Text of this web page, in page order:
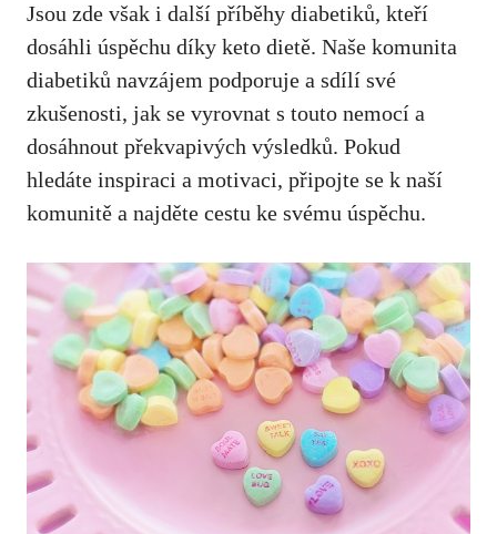
Jsou zde však i ⁣další příběhy diabetiků, kteří
dosáhli úspěchu⁣ díky ‍keto dietě. Naše komunita
diabetiků‌ navzájem⁢ podporuje a sdílí své
zkušenosti, jak se vyrovnat ⁤s touto nemocí a
dosáhnout překvapivých výsledků. Pokud
hledáte inspiraci⁢ a motivaci, připojte se k naší⁣
komunitě a najděte cestu ke svému úspěchu.